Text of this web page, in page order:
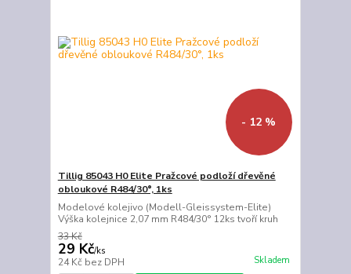
- 12 %
Tillig 85043 H0 Elite Pražcové podloží dřevěné
obloukové R484/30°, 1ks
Modelové kolejivo (Modell-Gleissystem-Elite)
Výška kolejnice 2,07 mm R484/30° 12ks tvoří kruh
33 Kč
29 Kč/ks
24 Kč bez DPH Skladem